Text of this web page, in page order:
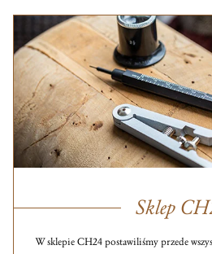
Sklep
W sklepie CH24 postawiliśmy przede